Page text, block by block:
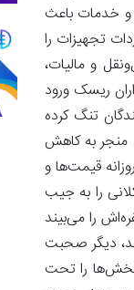
و خدمات باعث
تجهیزات را
و مالیات،
ریسک ورود
تنگ کرده
منجر به کاهش
قیمت‌ها و
را به جیب
را می‌بیند
دیگر صحبت
بخش‌ها را تحت